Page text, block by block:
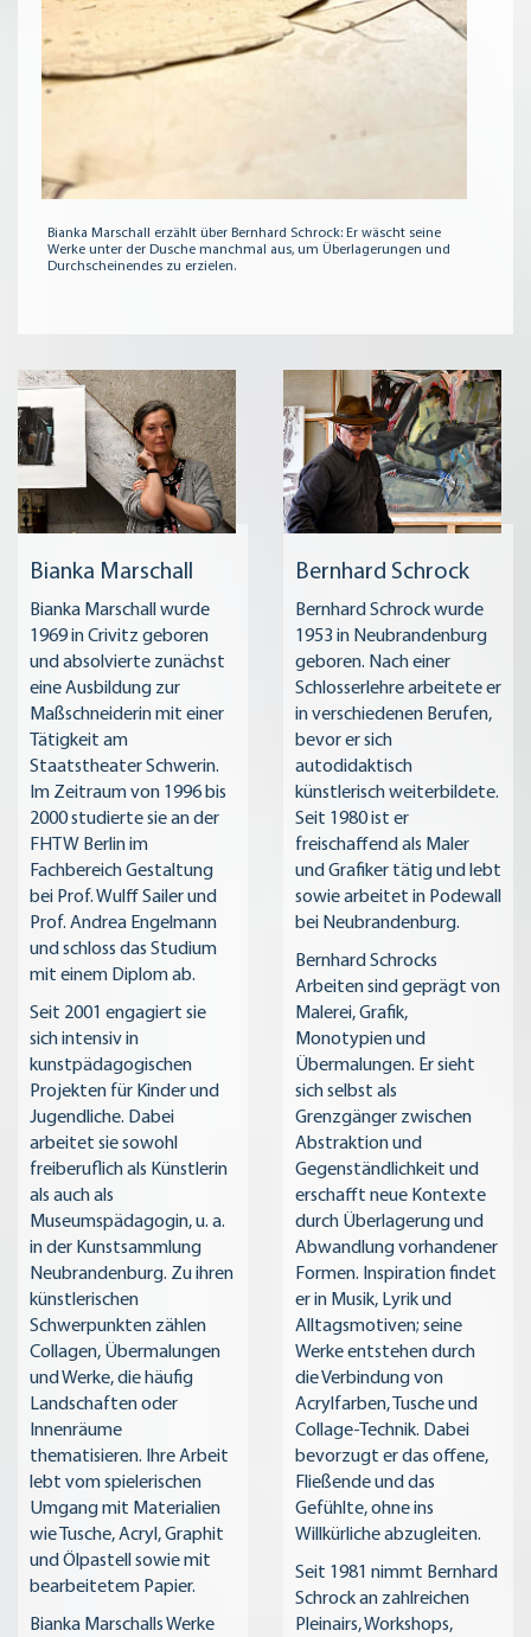
Bianka Marschall erzählt über Bernhard Schrock: Er wäscht seine
Werke unter der Dusche manchmal aus, um Überlagerungen und
Durchscheinendes zu erzielen.
Bianka Marschall
Bianka Marschall wurde
1969 in Crivitz geboren
und absolvierte zunächst
eine Ausbildung zur
Maßschneiderin mit einer
Tätigkeit am
Staatstheater Schwerin.
Im Zeitraum von 1996 bis
2000 studierte sie an der
FHTW Berlin im
Fachbereich Gestaltung
bei Prof. Wulff Sailer und
Prof. Andrea Engelmann
und schloss das Studium
mit einem Diplom ab.
Seit 2001 engagiert sie
sich intensiv in
kunstpädagogischen
Projekten für Kinder und
Jugendliche. Dabei
arbeitet sie sowohl
freiberuflich als Künstlerin
als auch als
Museumspädagogin, u. a.
in der Kunstsammlung
Neubrandenburg. Zu ihren
künstlerischen
Schwerpunkten zählen
Collagen, Übermalungen
und Werke, die häufig
Landschaften oder
Innenräume
thematisieren. Ihre Arbeit
lebt vom spielerischen
Umgang mit Materialien
wie Tusche, Acryl, Graphit
und Ölpastell sowie mit
bearbeitetem Papier.
Bianka Marschalls Werke
Bernhard Schrock
Bernhard Schrock wurde
1953 in Neubrandenburg
geboren. Nach einer
Schlosserlehre arbeitete er
in verschiedenen Berufen,
bevor er sich
autodidaktisch
künstlerisch weiterbildete.
Seit 1980 ist er
freischaffend als Maler
und Grafiker tätig und lebt
sowie arbeitet in Podewall
bei Neubrandenburg.
Bernhard Schrocks
Arbeiten sind geprägt von
Malerei, Grafik,
Monotypien und
Übermalungen. Er sieht
sich selbst als
Grenzgänger zwischen
Abstraktion und
Gegenständlichkeit und
erschafft neue Kontexte
durch Überlagerung und
Abwandlung vorhandener
Formen. Inspiration findet
er in Musik, Lyrik und
Alltagsmotiven; seine
Werke entstehen durch
die Verbindung von
Acrylfarben, Tusche und
Collage-Technik. Dabei
bevorzugt er das offene,
Fließende und das
Gefühlte, ohne ins
Willkürliche abzugleiten.
Seit 1981 nimmt Bernhard
Schrock an zahlreichen
Pleinairs, Workshops,